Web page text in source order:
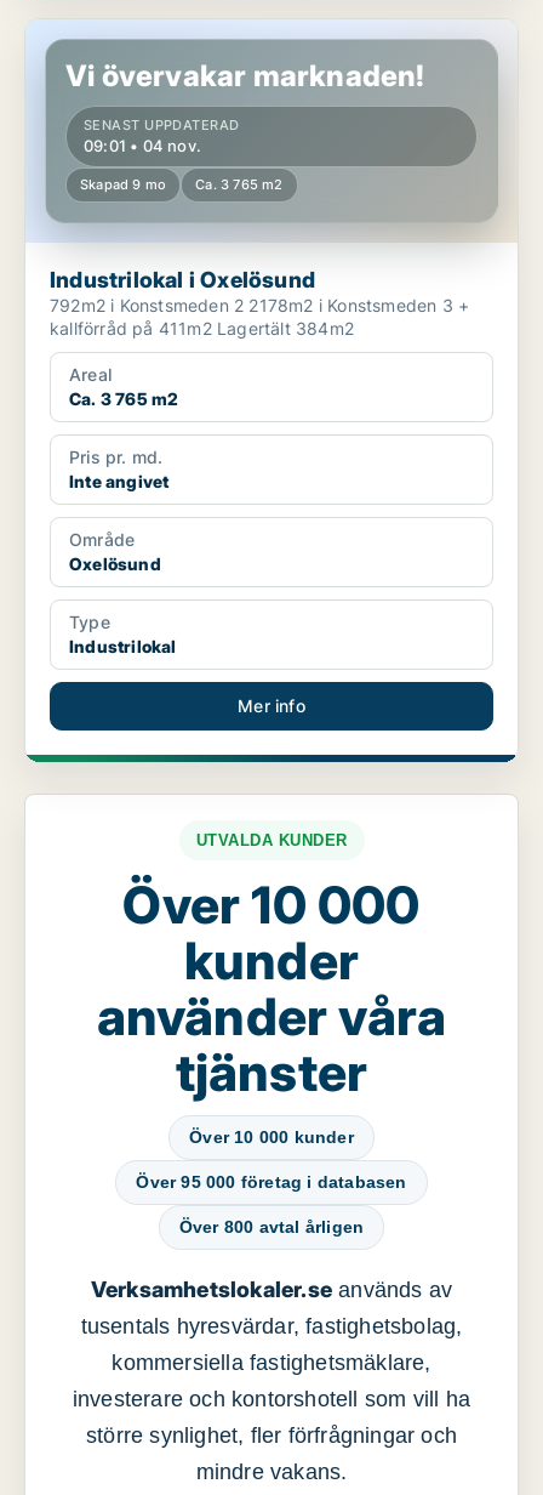
Industrilokal i Oxelösund
Vi övervakar marknaden!
SENAST UPPDATERAD
09:01 • 04 nov.
Skapad 9 mo Ca. 3 765 m2
Industrilokal i Oxelösund
792m2 i Konstsmeden 2 2178m2 i Konstsmeden 3 +
kallförråd på 411m2 Lagertält 384m2
Areal
Ca. 3 765 m2
Pris pr. md.
Inte angivet
Område
Oxelösund
Type
Industrilokal
Mer info
UTVALDA KUNDER
Över 10 000
kunder
använder våra
tjänster
Över 10 000 kunder
Över 95 000 företag i databasen
Över 800 avtal årligen
Verksamhetslokaler.se används av
tusentals hyresvärdar, fastighetsbolag,
kommersiella fastighetsmäklare,
investerare och kontorshotell som vill ha
större synlighet, fler förfrågningar och
mindre vakans.